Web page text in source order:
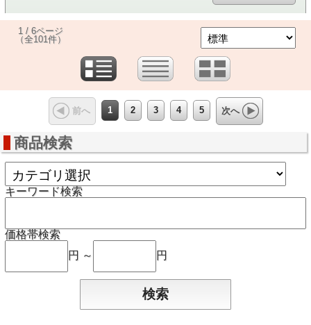
1 / 6ページ
（全101件）
前へ 1 2 3 4 5 次へ
商品検索
キーワード検索
価格帯検索
円 ～
円